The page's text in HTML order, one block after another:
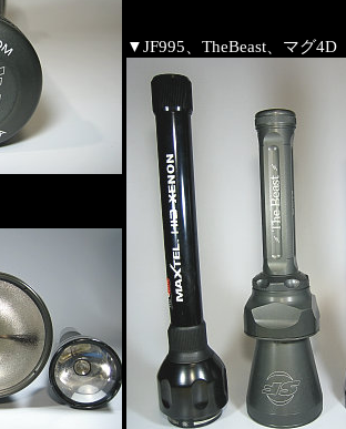
▼JF995、TheBeast、マグ4D